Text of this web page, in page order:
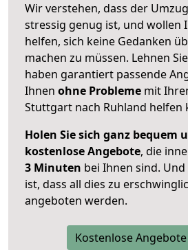
Wir verstehen, dass der
stressig genug ist, und wollen
helfen, sich keine Gedanken
machen zu müssen. Lehnen
haben garantiert passende
Ihnen ohne Probleme mit
Stuttgart nach Ruhland helfen
Holen Sie sich ganz bequem
kostenlose Angebote, die
3 Minuten bei Ihnen sind.
ist, dass all dies zu
angeboten werden.
Kostenlose